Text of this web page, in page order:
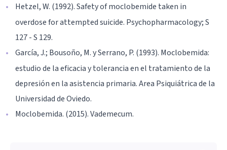
Hetzel, W. (1992). Safety of moclobemide taken in
overdose for attempted suicide. Psychopharmacology; S
127 - S 129.
García, J.; Bousoño, M. y Serrano, P. (1993). Moclobemida:
estudio de la eficacia y tolerancia en el tratamiento de la
depresión en la asistencia primaria. Area Psiquiátrica de la
Universidad de Oviedo.
Moclobemida. (2015). Vademecum.